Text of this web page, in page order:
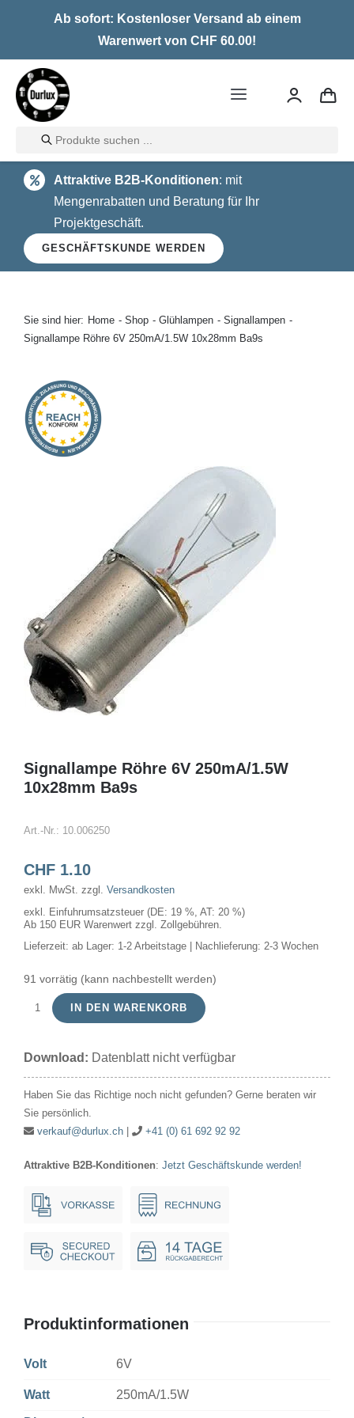
Ab sofort: Kostenloser Versand ab einem
Warenwert von CHF 60.00!
Toggle
Home
LED
Halogen
Glühlampen
Kontakt
Products
search
Attraktive B2B-Konditionen: mit
Mengenrabatten und Beratung für Ihr
Projektgeschäft.
GESCHÄFTSKUNDE WERDEN
Sie sind hier: Home Shop Glühlampen
Signallampen
Signallampe Röhre 6V 250mA/1.5W 10x28mm Ba9s
Signallampe Röhre 6V 250mA/1.5W
10x28mm Ba9s
Art.-Nr.: 10.006250
CHF1.10
exkl. MwSt. zzgl. Versandkosten
exkl. Einfuhrumsatzsteuer (DE: 19 %, AT: 20 %)
Ab 150 EUR Warenwert zzgl. Zollgebühren.
Lieferzeit: ab Lager: 1-2 Arbeitstage | Nachlieferung: 2-3 Wochen
91 vorrätig (kann nachbestellt werden)
Signallampe
6V
10x28mm
Ba9s
IN DEN WARENKORB
Download: Datenblatt nicht verfügbar
Haben Sie das Richtige noch nicht gefunden? Gerne beraten wir
Sie persönlich.
verkauf@durlux.ch| +41 (0) 61 692 92 92
Attraktive B2B-Konditionen: Jetzt Geschäftskunde werden!
Produktinformationen
Volt 6V
Watt 250mA/1.5W